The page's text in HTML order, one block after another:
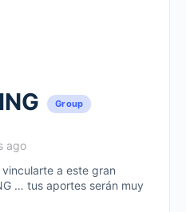
Group
ago
vincularte a este gran
… tus aportes serán muy